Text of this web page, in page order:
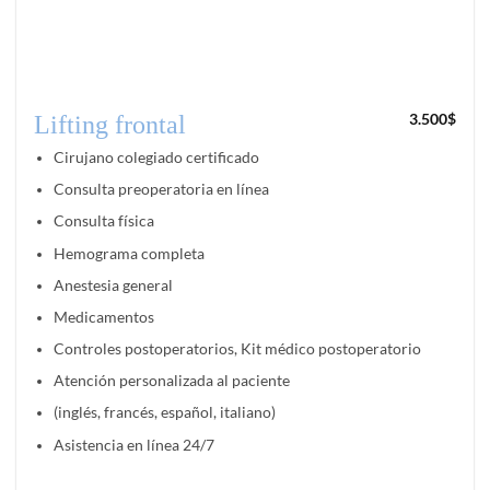
Lifting frontal 3.500$
Cirujano colegiado certificado
Consulta preoperatoria en línea
Consulta física
Hemograma completa
Anestesia general
Medicamentos
Controles postoperatorios, Kit médico postoperatorio
Atención personalizada al paciente
(inglés, francés, español, italiano)
Asistencia en línea 24/7